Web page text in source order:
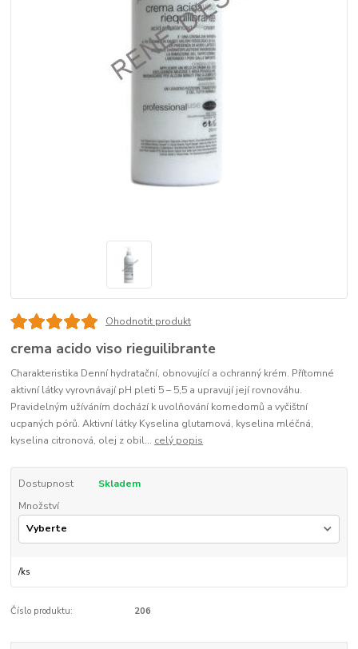
Ohodnotit produkt
crema acido viso rieguilibrante
Charakteristika Denní hydratační, obnovující a ochranný krém. Přítomné
aktivní látky vyrovnávají pH pleti 5 – 5,5 a upravují její rovnováhu.
Pravidelným užíváním dochází k uvolňování komedomů a vyčištní
ucpaných pórů. Aktivní látky Kyselina glutamová, kyselina mléčná,
kyselina citronová, olej z obil... celý popis
Dostupnost
Skladem
Množství
/ks
Číslo produktu: 206